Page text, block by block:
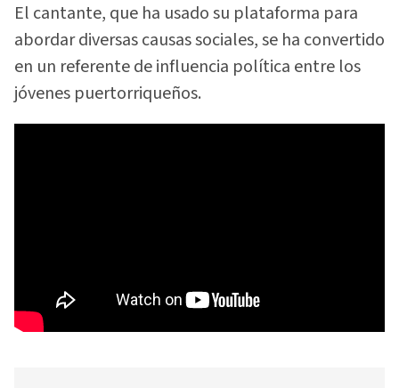
El cantante, que ha usado su plataforma para
abordar diversas causas sociales, se ha convertido
en un referente de influencia política entre los
jóvenes puertorriqueños.